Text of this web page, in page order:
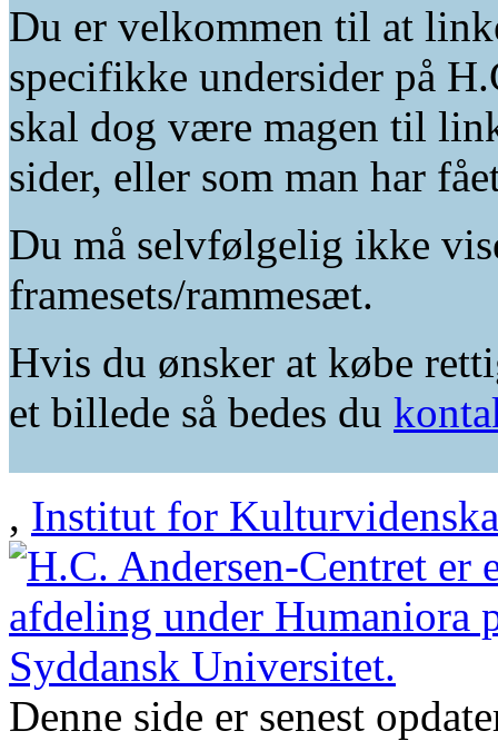
Du er velkommen til at
specifikke undersider på
skal dog være magen til
sider, eller som man har
Du må selvfølgelig ikke
framesets/rammesæt.
Hvis du ønsker at købe
et billede så bedes du
, Institut for
Denne side er senest